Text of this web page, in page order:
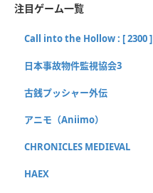
注目ゲーム一覧
Call into the Hollow : [ 2300 ]
日本事故物件監視協会3
古銭プッシャー外伝
アニモ（Aniimo）
CHRONICLES MEDIEVAL
HAEX